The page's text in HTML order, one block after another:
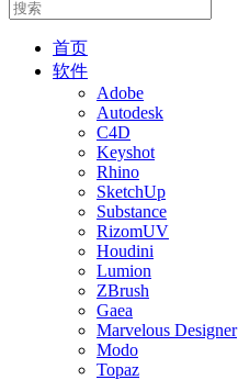
首页
软件
Adobe
Autodesk
C4D
Keyshot
Rhino
SketchUp
Substance
RizomUV
Houdini
Lumion
ZBrush
Gaea
Marvelous Designer
Modo
Topaz